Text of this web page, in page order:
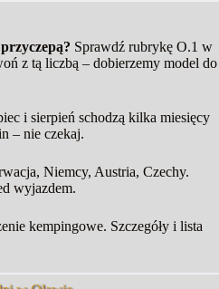
Sprawdź rubrykę O.1 w
z tą liczbą – dobierzemy model do
i sierpień schodzą kilka miesięcy
– nie czekaj.
Niemcy, Austria, Czechy.
wyjazdem.
kempingowe. Szczegóły i lista